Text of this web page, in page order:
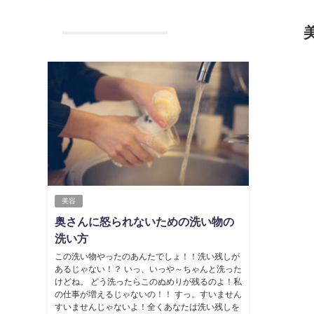
美容
奥さんに怒られないための洗い物の
洗い方
この洗い物やったのあんたでしょ！！洗い残しが
あるじゃない！？ いっ、いっや～ちゃんと洗った
けどね。 どう洗ったらこのぬめりが残るのよ！私
の仕事が増えるじゃないの！！ すっ。すいません
すいませんじゃないよ！全くあなたは洗い残しを